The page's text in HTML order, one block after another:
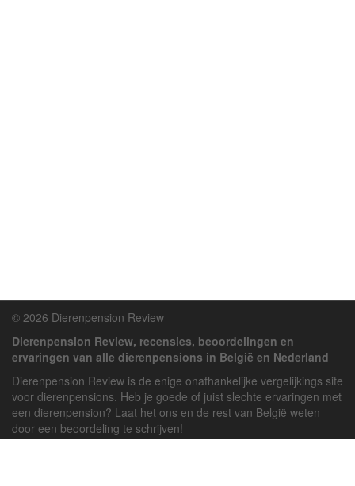
© 2026 Dierenpension Review
Dierenpension Review, recensies, beoordelingen en
ervaringen van alle dierenpensions in België en Nederland
Dierenpension Review is de enige onafhankelijke vergelijkings site
voor dierenpensions. Heb je goede of juist slechte ervaringen met
een dierenpension? Laat het ons en de rest van België weten
door een beoordeling te schrijven!